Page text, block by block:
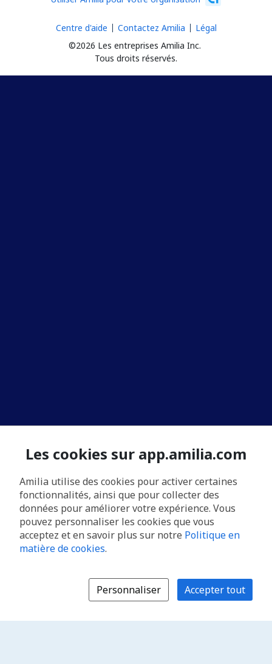
©2026 Les entreprises Amilia Inc.
Tous droits réservés.
Centre d'aide Contactez Amilia Légal
Les cookies sur app.amilia.com
Amilia utilise des cookies pour activer certaines
fonctionnalités, ainsi que pour collecter des
données pour améliorer votre expérience. Vous
pouvez personnaliser les cookies que vous
acceptez et en savoir plus sur notre Politique en
matière de cookies.
Personnaliser Accepter tout